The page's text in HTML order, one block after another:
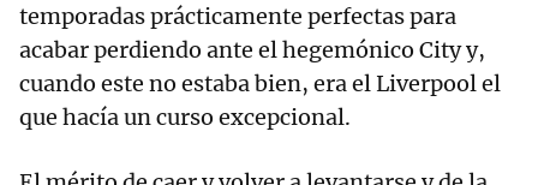
temporadas prácticamente perfectas para
acabar perdiendo ante el hegemónico City y,
cuando este no estaba bien, era el Liverpool el
que hacía un curso excepcional.